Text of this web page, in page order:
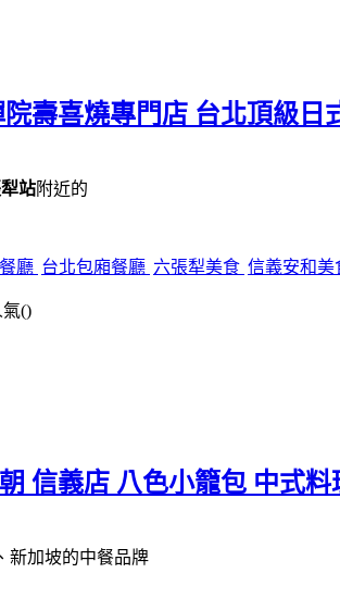
壽喜燒專門店 台北頂級
站附近的
廳 台北包廂餐廳 六張犁美食 信義安和美
氣()
信義店 八色小籠包 中式
新加坡的中餐品牌